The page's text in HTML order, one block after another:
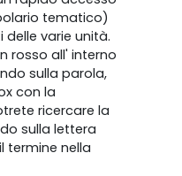
tematico)
varie unità.
rosso all' interno
sulla parola,
con la
ricercare la
sulla lettera
termine nella